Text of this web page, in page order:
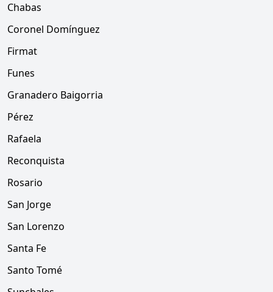
Chabas
Coronel Domínguez
Firmat
Funes
Granadero Baigorria
Pérez
Rafaela
Reconquista
Rosario
San Jorge
San Lorenzo
Santa Fe
Santo Tomé